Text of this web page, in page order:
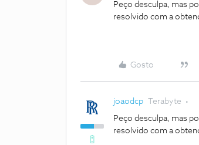
Peço desculpa, mas
resolvido com a
Gosto
joaodcp Terabyte
Peço desculpa, mas
resolvido com a